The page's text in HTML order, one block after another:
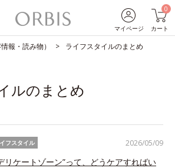
マイページ
0
カート
報・読み物） ライフスタイルのまとめ
ルのまとめ
2026/05/09
フスタイル
リケートゾーン”って、どうケアすればい